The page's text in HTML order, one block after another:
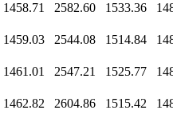
1458.71 2582.60 1533.36
1459.03 2544.08 1514.84
1461.01 2547.21 1525.77
1462.82 2604.86 1515.42